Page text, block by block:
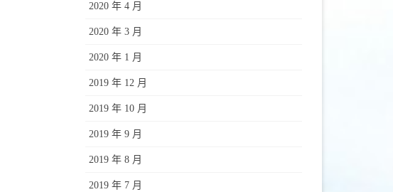
2020 年 4 月
2020 年 3 月
2020 年 1 月
2019 年 12 月
2019 年 10 月
2019 年 9 月
2019 年 8 月
2019 年 7 月